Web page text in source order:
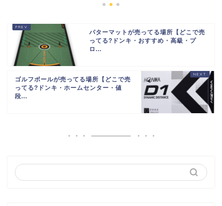
パターマットが売ってる場所【どこで売
ってる?ドンキ・おすすめ・高級・プ
ロ...
ゴルフボールが売ってる場所【どこで売
ってる?ドンキ・ホームセンター・値
段...